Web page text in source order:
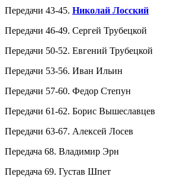
Передачи 43-45. Николай Лосский
Передачи 46-49. Сергей Трубецкой
Передачи 50-52. Евгений Трубецкой
Передачи 53-56. Иван Ильин
Передачи 57-60. Федор Степун
Передачи 61-62. Борис Вышеславцев
Передачи 63-67. Алексей Лосев
Передача 68. Владимир Эрн
Передача 69. Густав Шпет